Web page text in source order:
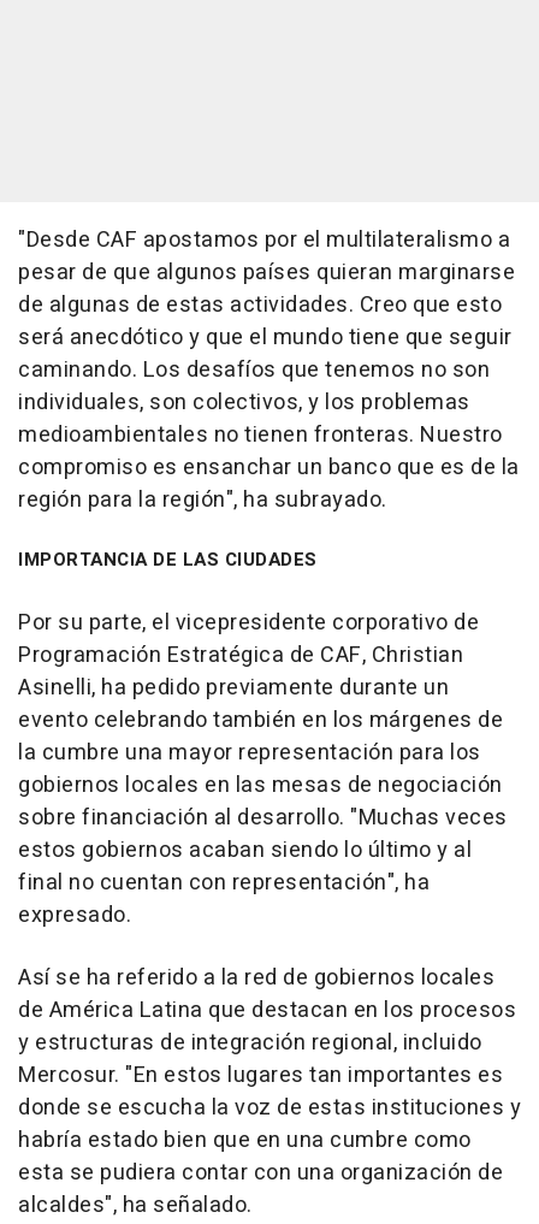
"Desde CAF apostamos por el multilateralismo a
pesar de que algunos países quieran marginarse
de algunas de estas actividades. Creo que esto
será anecdótico y que el mundo tiene que seguir
caminando. Los desafíos que tenemos no son
individuales, son colectivos, y los problemas
medioambientales no tienen fronteras. Nuestro
compromiso es ensanchar un banco que es de la
región para la región", ha subrayado.
IMPORTANCIA DE LAS CIUDADES
Por su parte, el vicepresidente corporativo de
Programación Estratégica de CAF, Christian
Asinelli, ha pedido previamente durante un
evento celebrando también en los márgenes de
la cumbre una mayor representación para los
gobiernos locales en las mesas de negociación
sobre financiación al desarrollo. "Muchas veces
estos gobiernos acaban siendo lo último y al
final no cuentan con representación", ha
expresado.
Así se ha referido a la red de gobiernos locales
de América Latina que destacan en los procesos
y estructuras de integración regional, incluido
Mercosur. "En estos lugares tan importantes es
donde se escucha la voz de estas instituciones y
habría estado bien que en una cumbre como
esta se pudiera contar con una organización de
alcaldes", ha señalado.